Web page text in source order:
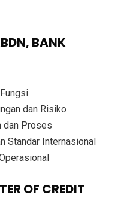
BANK
dan Risiko
dan Proses
Standar Internasional
OF CREDIT